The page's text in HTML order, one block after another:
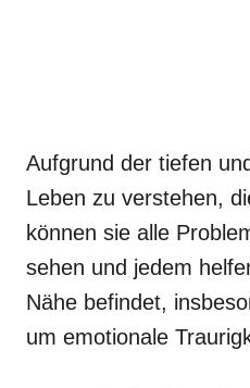
Aufgrund der tiefen
Leben zu verstehen,
können sie alle
sehen und jedem
Nähe befindet,
um emotionale